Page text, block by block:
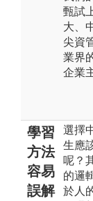
甄試
大、
尖資
業界
企業
學習
方法
容易
誤解
選擇
生應
呢？
的邏
於人